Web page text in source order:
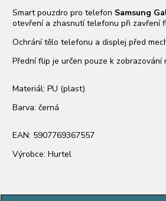
Smart pouzdro pro telefon Samsung
otevření a zhasnutí telefonu při zavření
Ochrání tělo telefonu a displej před
Přední flip je určen pouze k
Materiál: PU (plast)
Barva: černá
EAN: 5907769367557
Výrobce: Hurtel